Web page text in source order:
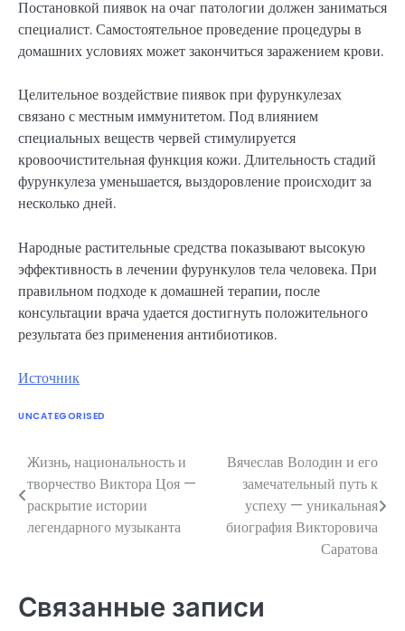
Постановкой пиявок на очаг патологии должен заниматься
специалист. Самостоятельное проведение процедуры в
домашних условиях может закончиться заражением крови.
Целительное воздействие пиявок при фурункулезах
связано с местным иммунитетом. Под влиянием
специальных веществ червей стимулируется
кровоочистительная функция кожи. Длительность стадий
фурункулеза уменьшается, выздоровление происходит за
несколько дней.
Народные растительные средства показывают высокую
эффективность в лечении фурункулов тела человека. При
правильном подходе к домашней терапии, после
консультации врача удается достигнуть положительного
результата без применения антибиотиков.
Источник
UNCATEGORISED
Навигация
по
записям
Жизнь, национальность и
творчество Виктора Цоя —
раскрытие истории
легендарного музыканта
Вячеслав Володин и его
замечательный путь к
успеху — уникальная
биография Викторовича
Саратова
Связанные записи